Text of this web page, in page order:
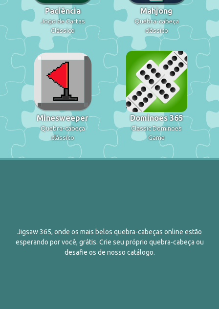
Paciência
Jogo de Cartas
Clássico
Mahjong
Quebra-cabeça
clássico
Minesweeper
Quebra-cabeça
clássico
Dominoes 365
Classic Dominoes
Game
Jigsaw 365, onde os mais belos quebra-cabeças online estão
esperando por você, grátis. Crie seu próprio quebra-cabeça ou
desafie os de nosso catálogo.